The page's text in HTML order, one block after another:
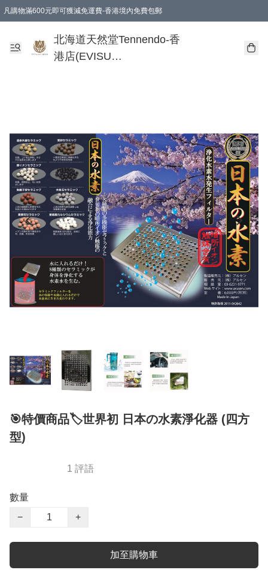
凡購物滿600元即可獲減免運費-香港境內免費包郵
北海道天然堂Tennendo-香
港店(EVISU
🎯特價商品🏷世界初 日本の水素淨化器 (四方
型)
1 評語
數量
−
+
加至購物車